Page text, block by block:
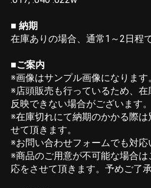
■ 納期
在庫ありの場合、通常1～2日程
■ご案内
※画像はサンプル画像になります
※店頭販売も行っているため、
反映できない場合がございます。
※在庫切れにて納期のかかる際
せて頂きます。
※お問い合わせフォームでも対応
※商品のご用意が不可能な場合
応をさせて頂きます。予めご了承